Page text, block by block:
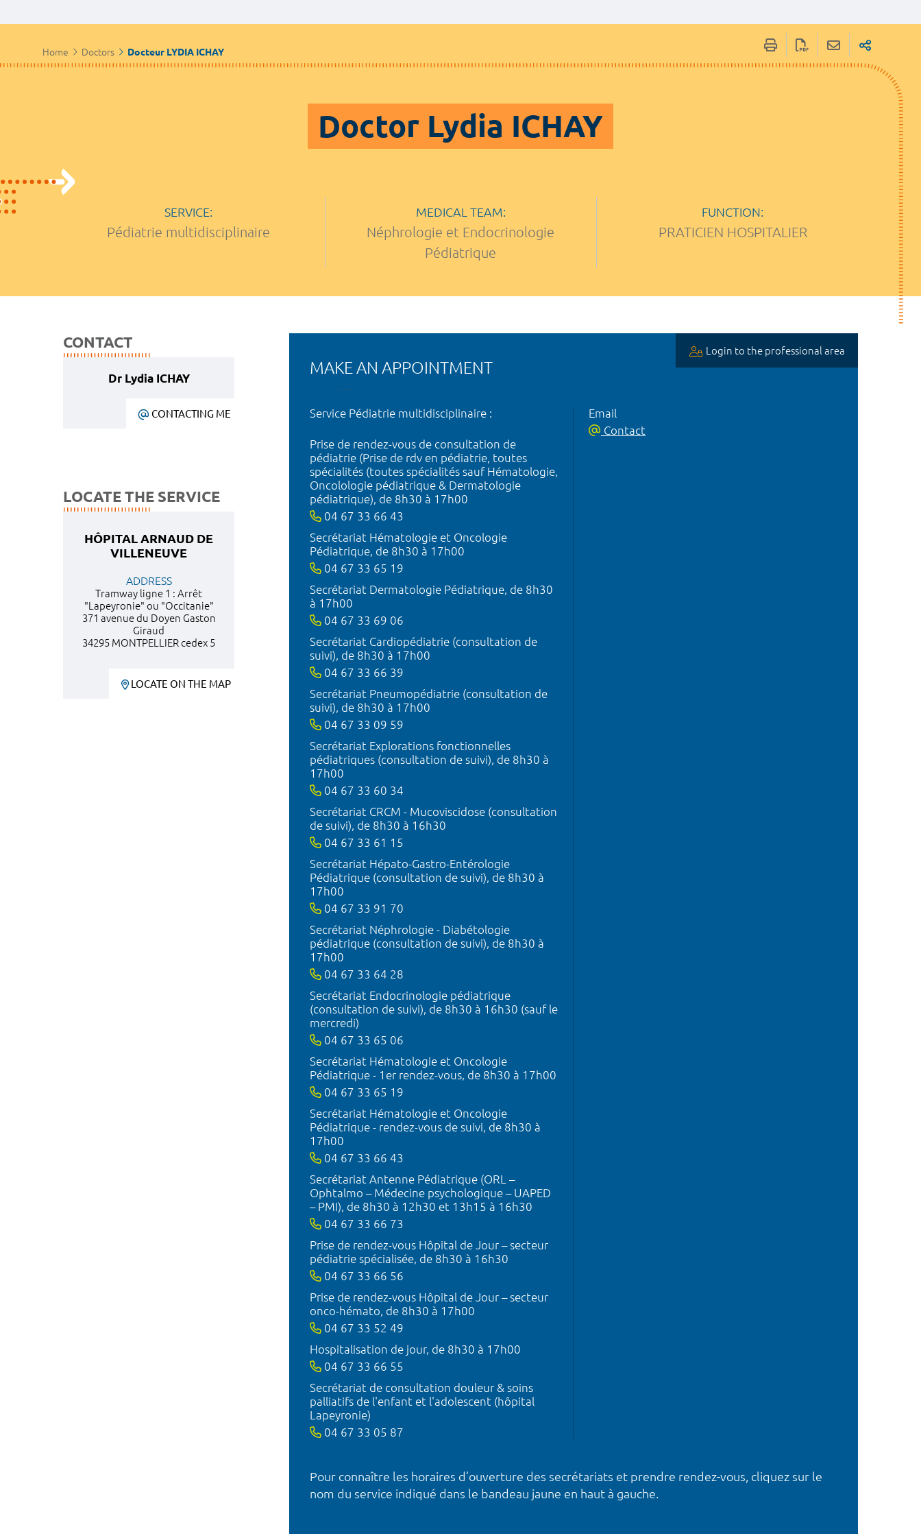
Home Doctors Docteur LYDIA ICHAY
Doctor Lydia ICHAY
SERVICE:
Pédiatrie multidisciplinaire
MEDICAL TEAM:
Néphrologie et Endocrinologie
Pédiatrique
FUNCTION:
PRATICIEN HOSPITALIER
CONTACT
Dr Lydia ICHAY
CONTACTING ME
LOCATE THE SERVICE
HÔPITAL ARNAUD DE
VILLENEUVE
ADDRESS
Tramway ligne 1 : Arrêt
"Lapeyronie" ou "Occitanie"
371 avenue du Doyen Gaston
Giraud
34295 MONTPELLIER cedex 5
LOCATE ON THE MAP
MAKE AN APPOINTMENT
Login to the professional area
Service Pédiatrie multidisciplinaire :
Prise de rendez-vous de consultation de
pédiatrie (Prise de rdv en pédiatrie, toutes
spécialités (toutes spécialités sauf Hématologie,
Oncolologie pédiatrique & Dermatologie
pédiatrique), de 8h30 à 17h00
04 67 33 66 43
Secrétariat Hématologie et Oncologie
Pédiatrique, de 8h30 à 17h00
04 67 33 65 19
Secrétariat Dermatologie Pédiatrique, de 8h30
à 17h00
04 67 33 69 06
Secrétariat Cardiopédiatrie (consultation de
suivi), de 8h30 à 17h00
04 67 33 66 39
Secrétariat Pneumopédiatrie (consultation de
suivi), de 8h30 à 17h00
04 67 33 09 59
Secrétariat Explorations fonctionnelles
pédiatriques (consultation de suivi), de 8h30 à
17h00
04 67 33 60 34
Secrétariat CRCM - Mucoviscidose (consultation
de suivi), de 8h30 à 16h30
04 67 33 61 15
Secrétariat Hépato-Gastro-Entérologie
Pédiatrique (consultation de suivi), de 8h30 à
17h00
04 67 33 91 70
Secrétariat Néphrologie - Diabétologie
pédiatrique (consultation de suivi), de 8h30 à
17h00
04 67 33 64 28
Secrétariat Endocrinologie pédiatrique
(consultation de suivi), de 8h30 à 16h30 (sauf le
mercredi)
04 67 33 65 06
Secrétariat Hématologie et Oncologie
Pédiatrique - 1er rendez-vous, de 8h30 à 17h00
04 67 33 65 19
Secrétariat Hématologie et Oncologie
Pédiatrique - rendez-vous de suivi, de 8h30 à
17h00
04 67 33 66 43
Secrétariat Antenne Pédiatrique (ORL –
Ophtalmo – Médecine psychologique – UAPED
– PMI), de 8h30 à 12h30 et 13h15 à 16h30
04 67 33 66 73
Prise de rendez-vous Hôpital de Jour – secteur
pédiatrie spécialisée, de 8h30 à 16h30
04 67 33 66 56
Prise de rendez-vous Hôpital de Jour – secteur
onco-hémato, de 8h30 à 17h00
04 67 33 52 49
Hospitalisation de jour, de 8h30 à 17h00
04 67 33 66 55
Secrétariat de consultation douleur & soins
palliatifs de l'enfant et l'adolescent (hôpital
Lapeyronie)
04 67 33 05 87
Email
Contact
Pour connaître les horaires d’ouverture des secrétariats et prendre rendez-vous, cliquez sur le
nom du service indiqué dans le bandeau jaune en haut à gauche.